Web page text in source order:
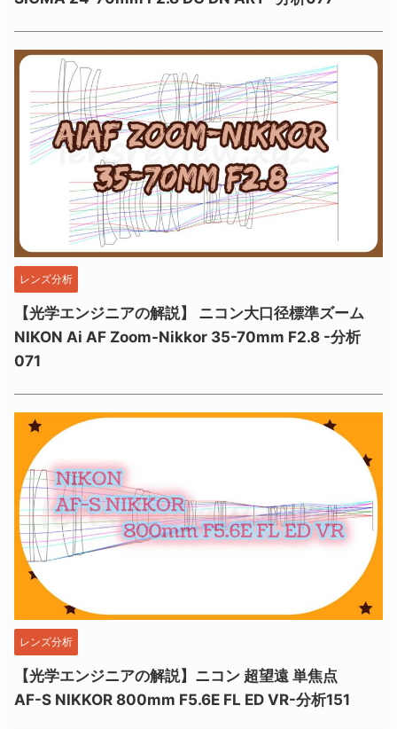
レンズ分析
【光学エンジニアの解説】 ニコン大口径標準ズーム
NIKON Ai AF Zoom-Nikkor 35-70mm F2.8 -分析
071
レンズ分析
【光学エンジニアの解説】ニコン 超望遠 単焦点
AF-S NIKKOR 800mm F5.6E FL ED VR-分析151